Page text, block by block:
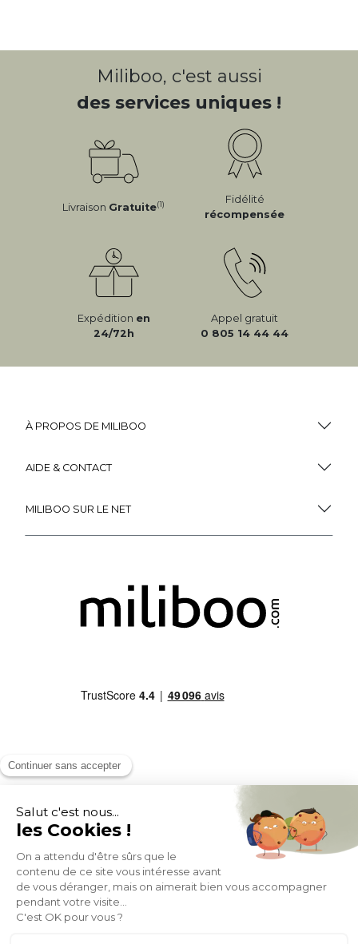
Miliboo, c'est aussi
des services uniques !
Livraison Gratuite(1)
Fidélité
récompensée
Expédition en
24/72h
Appel gratuit
0 805 14 44 44
À PROPOS DE MILIBOO
AIDE & CONTACT
MILIBOO SUR LE NET
MOYENS DE PAIEMENT